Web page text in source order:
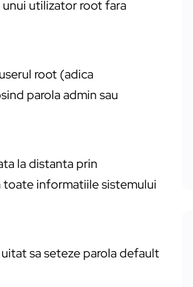
utilizator root fara
root (adica
parola admin sau
la distanta prin
toate informatiile sistemului
sa seteze parola default